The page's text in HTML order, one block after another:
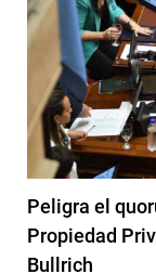
Peligra el
Propiedad
Bullrich